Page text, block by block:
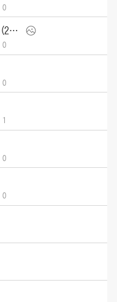
0
벤틀리 Bentayga Artenara Edition (2027)
0
0
1
0
0